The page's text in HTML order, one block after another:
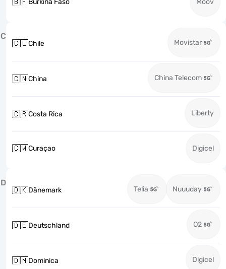
Burkina Faso Moov
C
🇨🇱Chile Movistar
🇨🇳China China Telecom
🇨🇷Costa Rica Liberty
🇨🇼Curaçao Digicel
D
🇩🇰Dänemark Telia Nuuuday
🇩🇪Deutschland O2
🇩🇲Dominica Digicel